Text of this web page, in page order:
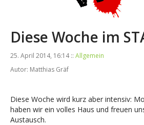
Diese Woche im
25. April 2014, 16:14 :: Allgemein
Autor: Matthias Gräf
Diese Woche wird kurz aber intensiv:
haben wir ein volles Haus und freuen
Austausch.